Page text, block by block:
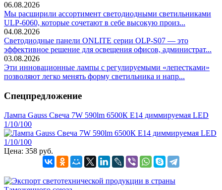
06.08.2026
Мы расширили ассортимент светодиодными светильниками
ULP-6060, которые сочетают в себе высокую произ...
04.08.2026
Светодиодные панели ONLITE серии OLP-S07 — это
эффективное решение для освещения офисов, администрат...
03.08.2026
Эти инновационные лампы с регулируемыми «лепестками»
позволяют легко менять форму светильника и напр...
Спецпредложение
Лампа Gauss Свеча 7W 590lm 6500К E14 диммируемая LED
1/10/100
Цена: 358 руб.